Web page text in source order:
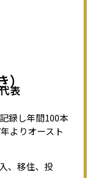
表
録し年間100本
よりオースト
、移住、投